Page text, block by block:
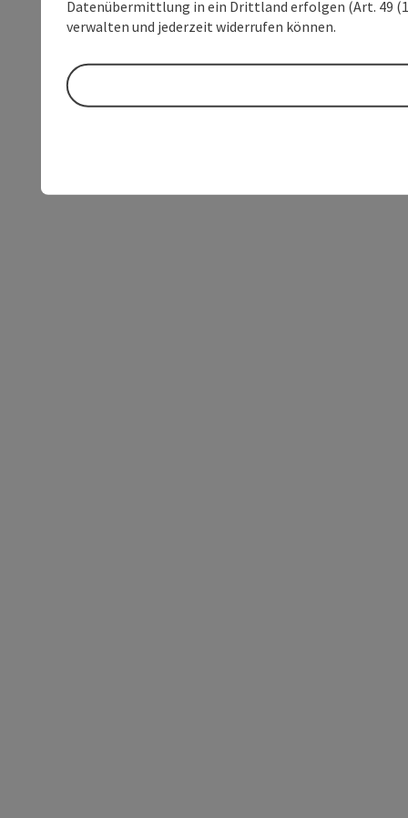
Datenübermittlung in ein Drittland erfolgen (Art. 49
verwalten und jederzeit widerrufen können.